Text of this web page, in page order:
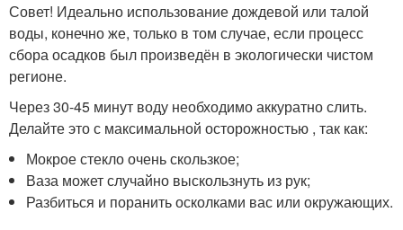
Совет! Идеально использование дождевой или талой
воды, конечно же, только в том случае, если процесс
сбора осадков был произведён в экологически чистом
регионе.
Через 30-45 минут воду необходимо аккуратно слить.
Делайте это с максимальной осторожностью , так как:
Мокрое стекло очень скользкое;
Ваза может случайно выскользнуть из рук;
Разбиться и поранить осколками вас или окружающих.